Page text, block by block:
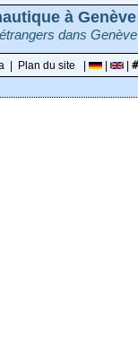
à Genève
dans Genève
Plan du site